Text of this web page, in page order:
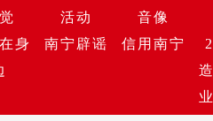
活动 音像
身
南宁辟谣 信用南宁